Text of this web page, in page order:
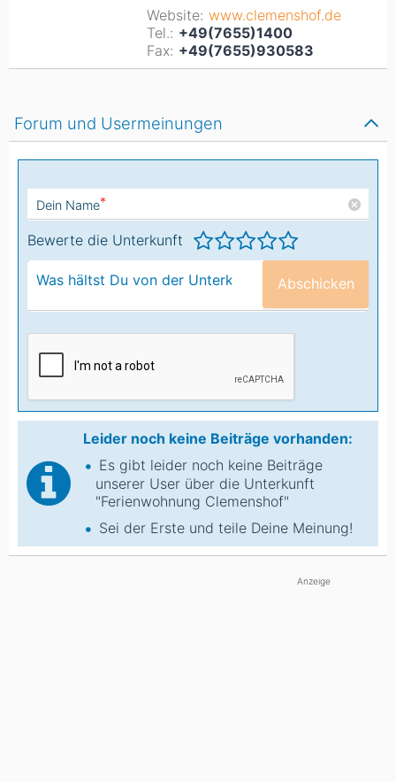
Website: www.clemenshof.de
Tel.: +49(7655)1400
Fax: +49(7655)930583
Forum und Usermeinungen
Dein Name*
Bewerte die Unterkunft
Abschicken
Leider noch keine Beiträge vorhanden:
Es gibt leider noch keine Beiträge
unserer User über die Unterkunft
"Ferienwohnung Clemenshof"
Sei der Erste und teile Deine Meinung!
Anzeige